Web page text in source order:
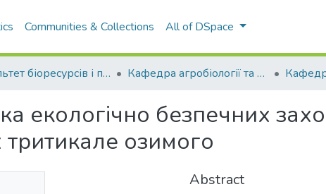
Communities & Collections All of DSpace
Факультет біоресурсів і природокористування Кафедра агробіології та біохімії
екологічно безпечних
тритикале озимого
Abstract